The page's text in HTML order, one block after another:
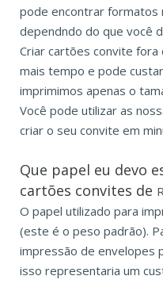
pode encontrar formatos
dependndo do que você
Criar cartões convite
mais tempo e pode
imprimimos apenas o
Você pode utilizar as
criar o seu convite em
Que papel eu devo
cartões convites de
O papel utilizado para
(este é o peso padrão).
impressão de envelopes
isso representaria um